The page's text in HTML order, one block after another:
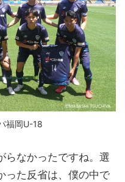
福岡U-18
らなかったですね。選
った反省は、僕の中で